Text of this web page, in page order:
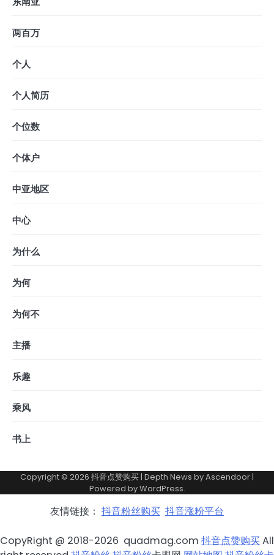
两百万
个人
个人简历
个位数
个体户
中亚地区
中心
为什么
为何
为何不
主播
乐趣
乘风
书上
Copyright © 2026 抖音点赞购买| Depth News byAscendoor|
Powered byWordPress.
友情链接： 抖音粉丝购买 抖音涨粉平台
CopyRight @ 2018-2026 quadmag.com 抖音点赞购买All